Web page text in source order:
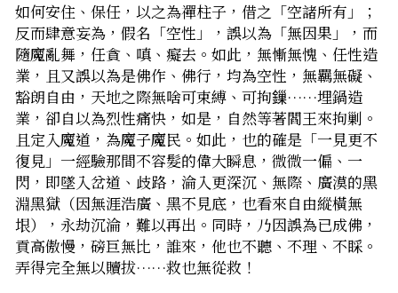
如何安住、保任，以之為禪柱子，借之「空諸所有」；
反而肆意妄為，假名「空性」，誤以為「無因果」，而
隨魔亂舞，任貪、嗔、癡去。如此，無慚無愧、任性造
業，且又誤以為是佛作、佛行，均為空性，無羈無礙、
豁朗自由，天地之際無啥可束縛、可拘鏁……埋鍋造
業，卻自以為烈性痛快，如是，自然等著閻王來拘剿。
且定入魔道，為魔子魔民。如此，也的確是「一見更不
復見」――一經驗那間不容髮的偉大瞬息，微微一偏、一
閃，即墜入岔道、歧路，淪入更深沉、無際、廣漠的黑
淵黑獄（因無涯浩廣、黑不見底，也看來自由縱橫無
垠），永劫沉淪，難以再出。同時，乃因誤為已成佛，
貢高傲慢，磅巨無比，誰來，他也不聽、不理、不睬。
弄得完全無以贖拔……救也無從救！